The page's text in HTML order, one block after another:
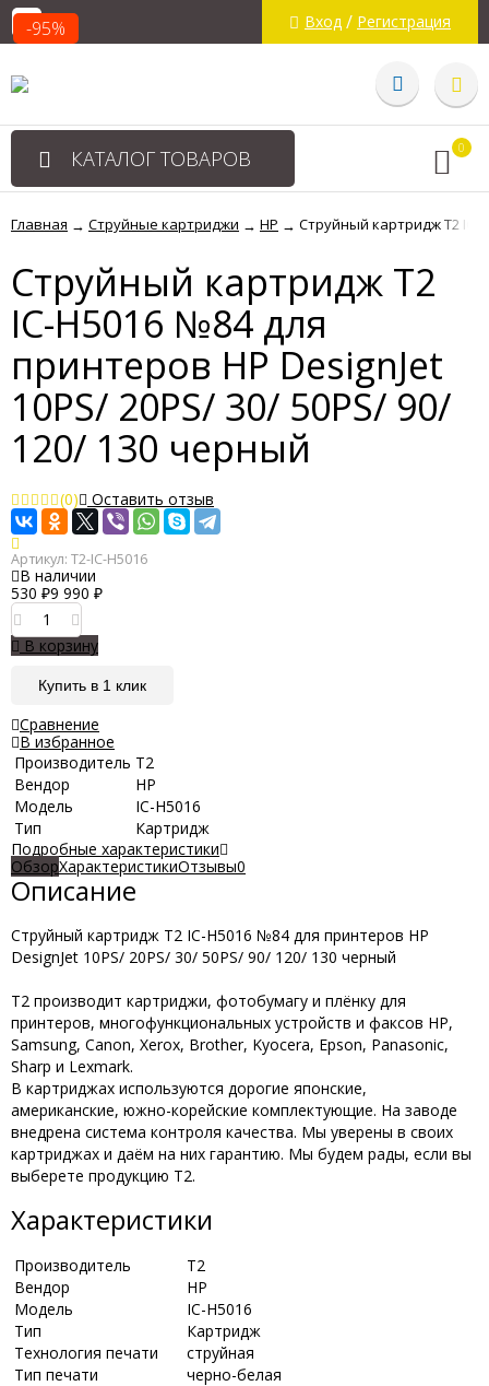
Вход / Регистрация
КАТАЛОГ ТОВАРОВ 0
Главная → Струйные картриджи → HP → Струйный картридж T2 IC-
Струйный картридж T2
IC-H5016 №84 для
принтеров HP DesignJet
10PS/ 20PS/ 30/ 50PS/ 90/
120/ 130 черный
(0) Оставить отзыв
-95%
Артикул: T2-IC-H5016
В наличии
530 ₽9 990 ₽
В корзину
Купить в 1 клик
Сравнение
В избранное
Производитель Т2
Вендор
HP
Модель
IC-H5016
Тип
Картридж
Подробные характеристики
ОбзорХарактеристикиОтзывы0
Описание
Струйный картридж T2 IC-H5016 №84 для принтеров HP
DesignJet 10PS/ 20PS/ 30/ 50PS/ 90/ 120/ 130 черный
T2 производит картриджи, фотобумагу и плёнку для
принтеров, многофункциональных устройств и факсов HP,
Samsung, Canon, Xerox, Brother, Kyocera, Epson, Panasonic,
Sharp и Lexmark.
В картриджах используются дорогие японские,
американские, южно-корейские комплектующие. На заводе
внедрена система контроля качества. Мы уверены в своих
картриджах и даём на них гарантию. Мы будем рады, если вы
выберете продукцию Т2.
Характеристики
Производитель
Т2
Вендор
HP
Модель
IC-H5016
Тип
Картридж
Технология печати
струйная
Тип печати
черно-белая